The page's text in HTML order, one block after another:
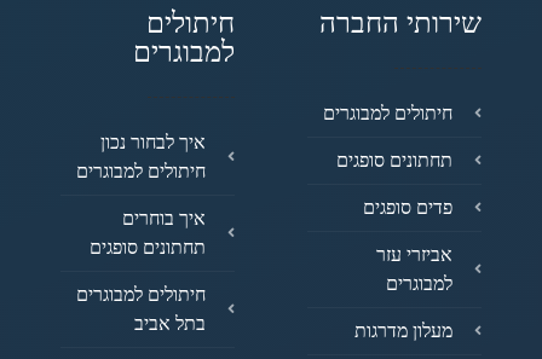
שירותי החברה
חיתולים למבוגרים
תחתונים סופגים
פדים סופגים
אביזרי עזר
למבוגרים
מעלון מדרגות
חיתולים
למבוגרים
איך לבחור נכון
חיתולים למבוגרים
איך בוחרים
תחתונים סופגים
חיתולים למבוגרים
בתל אביב